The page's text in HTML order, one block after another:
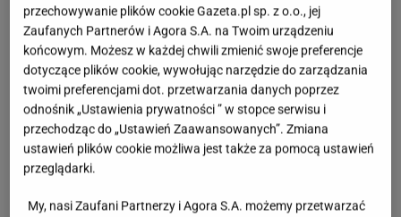
fot. domondo.pl
przechowywanie plików cookie Gazeta.pl sp. z o.o., jej
Zaufanych Partnerów i Agora S.A. na Twoim urządzeniu
końcowym. Możesz w każdej chwili zmienić swoje preferencje
dotyczące plików cookie, wywołując narzędzie do zarządzania
twoimi preferencjami dot. przetwarzania danych poprzez
odnośnik „Ustawienia prywatności ” w stopce serwisu i
przechodząc do „Ustawień Zaawansowanych”. Zmiana
ustawień plików cookie możliwa jest także za pomocą ustawień
przeglądarki.
My, nasi Zaufani Partnerzy i Agora S.A. możemy przetwarzać